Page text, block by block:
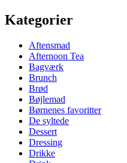
Kategorier
Aftensmad
Afternoon Tea
Bagværk
Brunch
Brød
Bøjlemad
Børnenes favoritter
De syltede
Dessert
Dressing
Drikke